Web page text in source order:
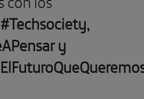
#Techsociety,
y